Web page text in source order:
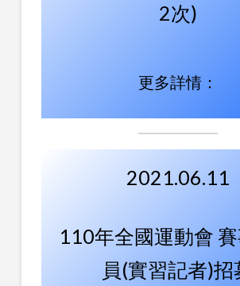
2次)
更多詳情：
2021.06.11
110年全國運動會
員(實習記者)招